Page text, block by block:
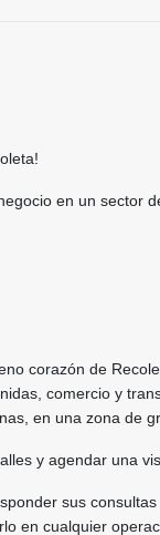
en un sector
corazón de
comercio y
en una zona de
y agendar una
sus
en cualquier